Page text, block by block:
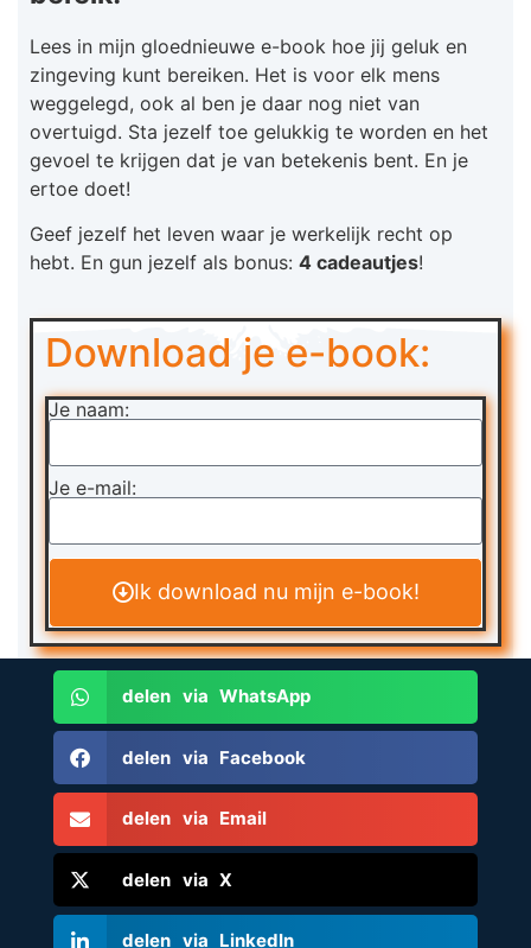
Lees in mijn gloednieuwe e-book hoe jij geluk en
zingeving kunt bereiken. Het is voor elk mens
weggelegd, ook al ben je daar nog niet van
overtuigd. Sta jezelf toe gelukkig te worden en het
gevoel te krijgen dat je van betekenis bent. En je
ertoe doet!
Geef jezelf het leven waar je werkelijk recht op
hebt. En gun jezelf als bonus: 4 cadeautjes!
Download je e-book:
Je naam:
Je e-mail:
Ik download nu mijn e-book!
delen via WhatsApp
delen via Facebook
delen via Email
delen via X
delen via LinkedIn